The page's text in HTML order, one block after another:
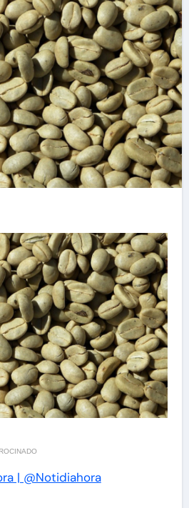
| @Notidiahora